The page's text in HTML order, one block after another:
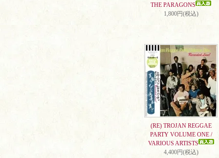
THE PARAGONS
1,800円(税込)
(RE) TROJAN REGGAE
PARTY VOLUME ONE /
VARIOUS ARTISTS
4,400円(税込)